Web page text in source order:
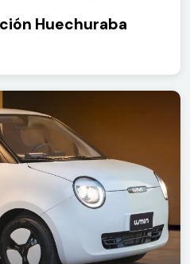
Huechuraba